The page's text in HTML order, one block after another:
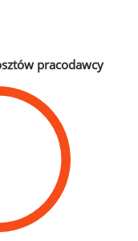
pracodawcy